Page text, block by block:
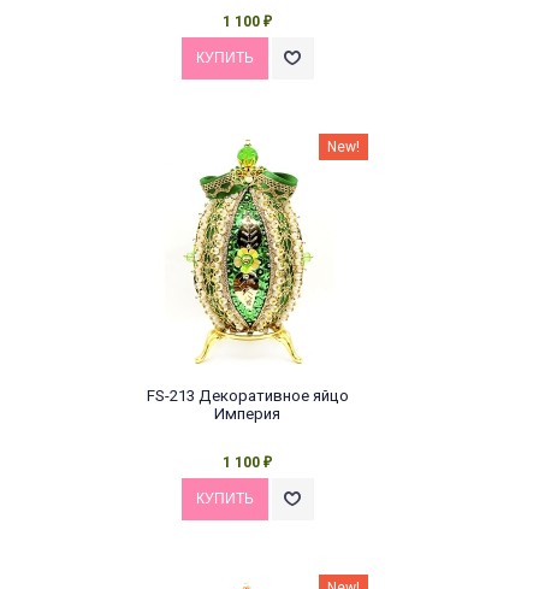
1 100 ₽
New!
FS-213 Декоративное яйцо
Империя
1 100 ₽